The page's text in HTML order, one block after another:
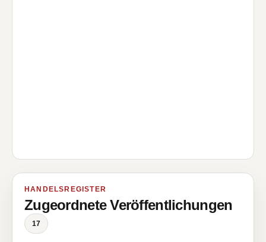
HANDELSREGISTER
Zugeordnete Veröffentlichungen
17